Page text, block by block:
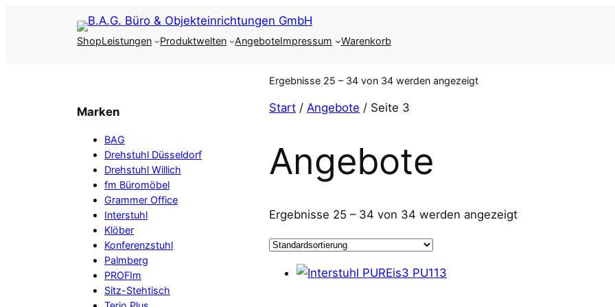
ShopLeistungen Produktwelten AngeboteImpressum Warenkorb
Marken
BAG
Drehstuhl Düsseldorf
Drehstuhl Willich
fm Büromöbel
Grammer Office
Interstuhl
Klöber
Konferenzstuhl
Palmberg
PROFIm
Sitz-Stehtisch
Ergebnisse 25 – 34 von 34 werden angezeigt
Start / Angebote / Seite 3
Angebote
Ergebnisse 25 – 34 von 34 werden angezeigt